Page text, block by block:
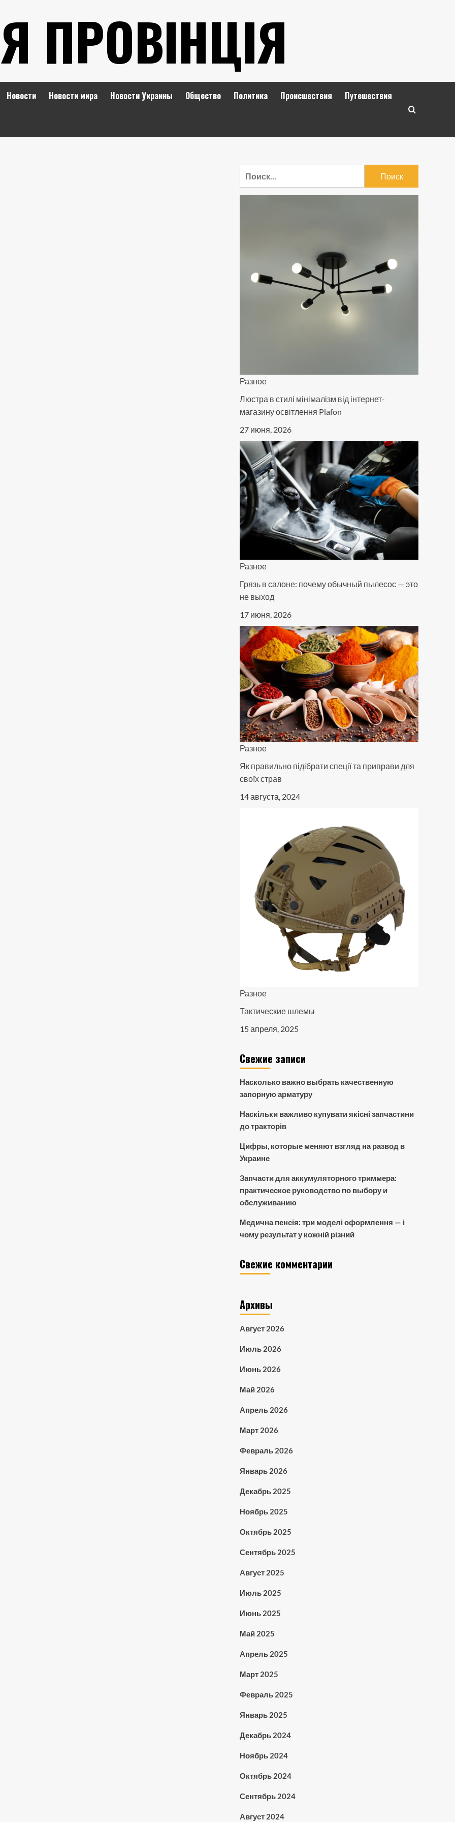
ПРОВІНЦІЯ
Новости Новости мира Новости Украины Общество Политика Происшествия Путешествия
Разное
Люстра в стилі мінімалізм від інтернет-
магазину освітлення Plafon
27 июня, 2026
Разное
Грязь в салоне: почему обычный пылесос — это
не выход
17 июня, 2026
Разное
Як правильно підібрати спеції та приправи для
своїх страв
14 августа, 2024
Разное
Тактические шлемы
15 апреля, 2025
Свежие записи
Насколько важно выбрать качественную
запорную арматуру
Наскільки важливо купувати якісні запчастини
до тракторів
Цифры, которые меняют взгляд на развод в
Украине
Запчасти для аккумуляторного триммера:
практическое руководство по выбору и
обслуживанию
Медична пенсія: три моделі оформлення — і
чому результат у кожній різний
Свежие комментарии
Архивы
Август 2026
Июль 2026
Июнь 2026
Май 2026
Апрель 2026
Март 2026
Февраль 2026
Январь 2026
Декабрь 2025
Ноябрь 2025
Октябрь 2025
Сентябрь 2025
Август 2025
Июль 2025
Июнь 2025
Май 2025
Апрель 2025
Март 2025
Февраль 2025
Январь 2025
Декабрь 2024
Ноябрь 2024
Октябрь 2024
Сентябрь 2024
Август 2024